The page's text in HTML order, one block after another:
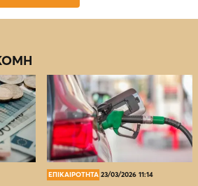
ΕΠΙΚΑΙΡΟΤΗΤΑ 23/03/2026 11:14